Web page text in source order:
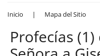
Inicio | Mapa del Sitio
Profecías